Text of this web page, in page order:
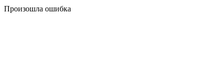
Произошла ошибка